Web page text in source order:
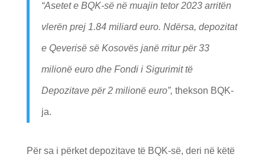
“Asetet e BQK-së në muajin tetor 2023 arritën
vlerën prej 1.84 miliard euro. Ndërsa, depozitat
e Qeverisë së Kosovës janë rritur për 33
milionë euro dhe Fondi i Sigurimit të
Depozitave për 2 milionë euro”, thekson BQK-
ja.
Për sa i përket depozitave të BQK-së, deri në këtë